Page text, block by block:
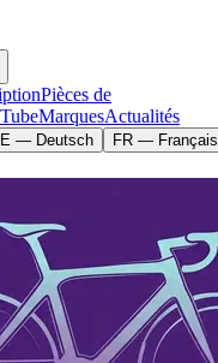
Pièces de
MarquesActualités
— Deutsch FR — Français